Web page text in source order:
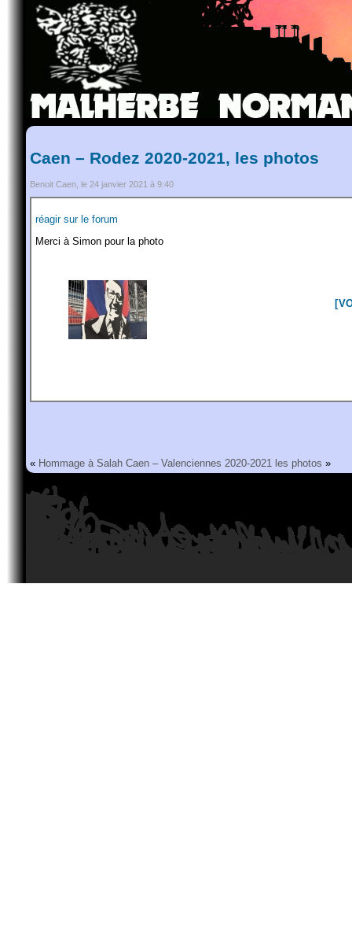
Caen – Rodez 2020-2021, les photos
Benoit Caen, le 24 janvier 2021 à 9:40
réagir sur le forum
Merci à Simon pour la photo
« Hommage à Salah Caen – Valenciennes 2020-2021 les photos »